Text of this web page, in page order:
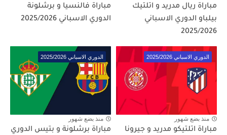
مباراة ريال مدريد و اتلتيك
بيلباو الدوري الاسباني
2025/2026
مباراة فالنسيا و برشلونة
الدوري الاسباني 2025/2026
الدوري الاسباني 2025/2026
منذ بضع شهور
مباراة اتلتيكو مدريد و جيرونا
الدوري الاسباني 2025/2026
منذ بضع شهور
مباراة برشلونة و بتيس الدوري